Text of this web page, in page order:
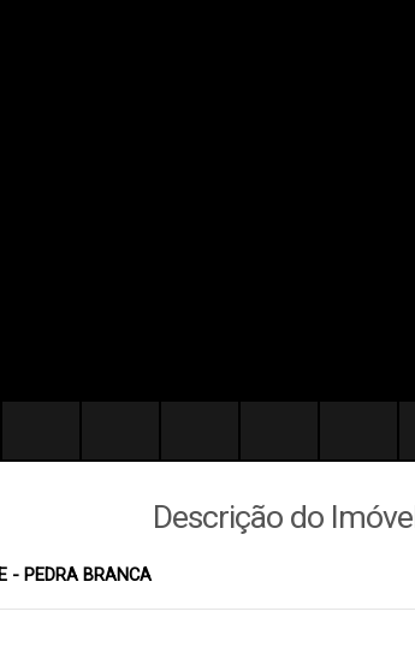
Descrição do
- PEDRA BRANCA